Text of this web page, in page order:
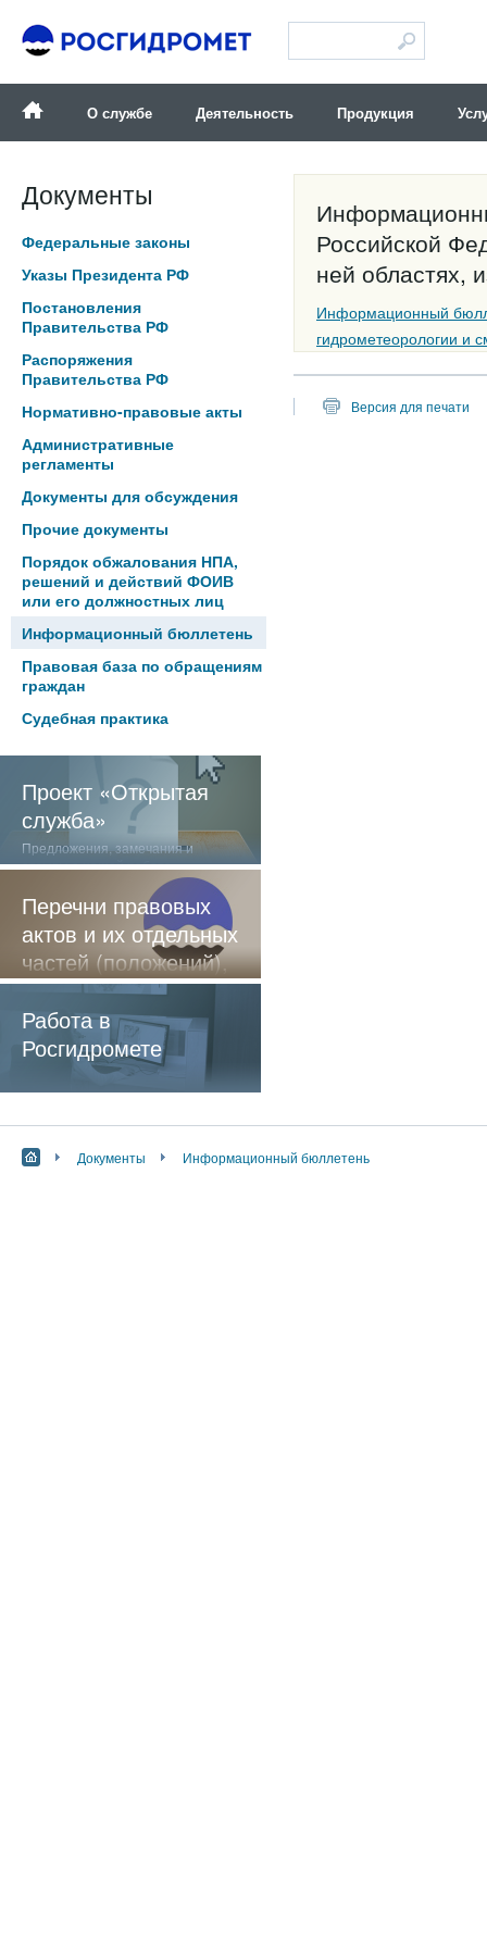
О службе Деятельность Продукция
Документы
Федеральные законы
Указы Президента РФ
Постановления
Правительства РФ
Распоряжения
Правительства РФ
Нормативно-правовые акты
Административные
регламенты
Документы для обсуждения
Прочие документы
Порядок обжалования НПА,
решений и действий ФОИВ
или его должностных лиц
Информационный бюллетень
Правовая база по обращениям
граждан
Судебная практика
Проект «Открытая
служба»
Предложения, замечания и
отзывы о нашей работе
Перечни правовых
актов и их отдельных
частей (положений),
содержащие
обязательные
требования
Работа в
Росгидромете
Российской
ней областях,
Информационный
гидрометеорологии и
Версия для печати
Документы Информационный бюллетень